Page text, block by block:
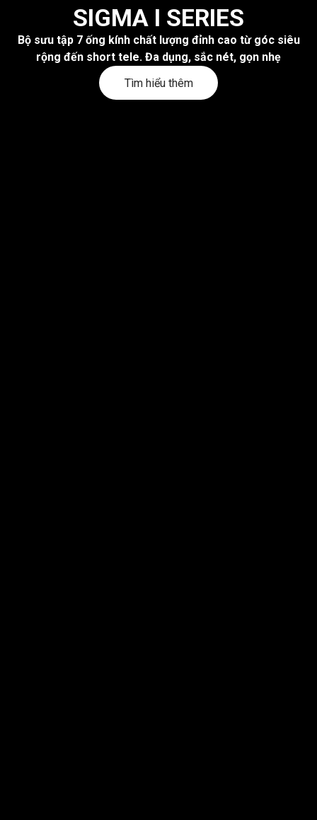
SIGMA I SERIES
Bộ sưu tập 7 ống kính chất lượng đỉnh cao từ góc siêu
rộng đến short tele. Đa dụng, sắc nét, gọn nhẹ
Tìm hiểu thêm